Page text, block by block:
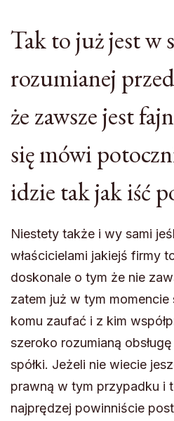
Tak to już jest w
rozumianej
że zawsze jest
się mówi
idzie tak jak iść
Niestety także i wy sami
właścicielami jakiejś firmy
doskonale o tym że nie
zatem już w tym momencie
komu zaufać i z kim
szeroko rozumianą
spółki. Jeżeli nie wiecie
prawną w tym przypadku i
najprędzej powinniście